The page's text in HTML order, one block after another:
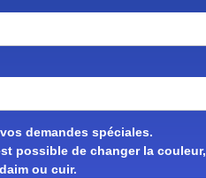
demandes spéciales.
possible de changer la
ou cuir.